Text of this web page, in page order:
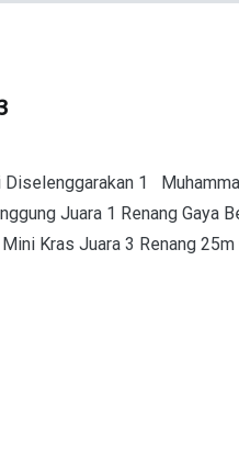
1
Juara 1 Renang
Kras Juara 3 Renang